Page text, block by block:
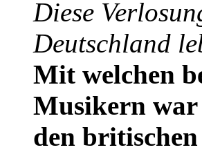
Diese
Deutschland
Mit welchen
Musikern war
den